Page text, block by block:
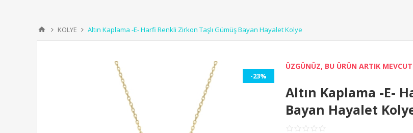
KOLYE Altın Kaplama -E- Harfi Renkli Zirkon Taşlı Gümüş Bayan Hayalet Kolye
-23%
ÜZGÜNÜZ, BU ÜRÜN ARTIK
Altın Kaplama -E-
Bayan Hayalet